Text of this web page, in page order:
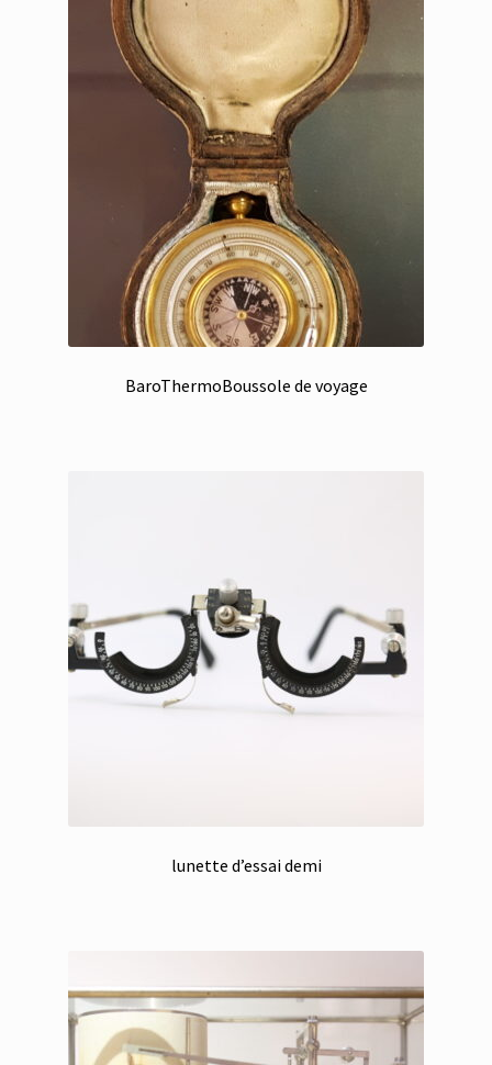
BaroThermoBoussole de voyage
lunette d’essai demi